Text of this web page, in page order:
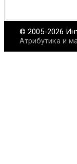
© 2005-2026
Атрибутика и